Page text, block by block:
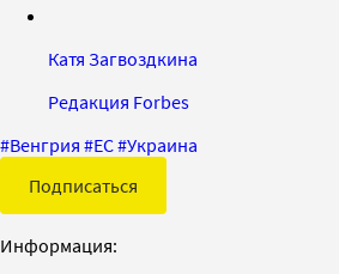
Катя Загвоздкина
Редакция Forbes
#Венгрия #ЕС#Украина
Подписаться
Информация: